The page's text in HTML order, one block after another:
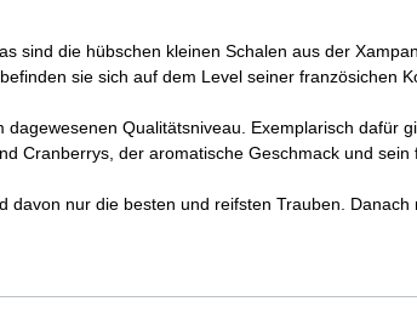
die hübschen kleinen Schalen aus der
sie sich auf dem Level seiner französichen
Qualitätsniveau. Exemplarisch dafür
Cranberrys, der aromatische Geschmack und
nur die besten und reifsten Trauben.